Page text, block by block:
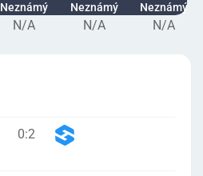
Neznámý
N/A
Neznámý
N/A
Neznámý
N/A
0:2